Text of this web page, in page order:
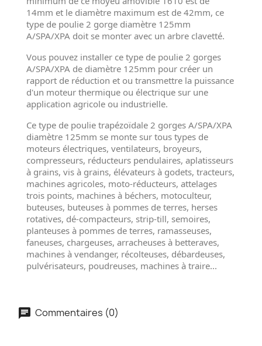
14mm et le diamètre maximum est de 42mm, ce
type de poulie 2 gorge diamètre 125mm
A/SPA/XPA doit se monter avec un arbre clavetté.
Vous pouvez installer ce type de poulie 2 gorges
A/SPA/XPA de diamètre 125mm pour créer un
rapport de réduction et ou transmettre la puissance
d'un moteur thermique ou électrique sur une
application agricole ou industrielle.
Ce type de poulie trapézoïdale 2 gorges A/SPA/XPA
diamètre 125mm se monte sur tous types de
moteurs électriques, ventilateurs, broyeurs,
compresseurs, réducteurs pendulaires, aplatisseurs
à grains, vis à grains, élévateurs à godets, tracteurs,
machines agricoles, moto-réducteurs, attelages
trois points, machines à béchers, motoculteur,
buteuses, buteuses à pommes de terres, herses
rotatives, dé-compacteurs, strip-till, semoires,
planteuses à pommes de terres, ramasseuses,
faneuses, chargeuses, arracheuses à betteraves,
machines à vendanger, récolteuses, débardeuses,
pulvérisateurs, poudreuses, machines à traire...
Commentaires (0)